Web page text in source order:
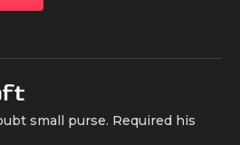
small purse. Required his